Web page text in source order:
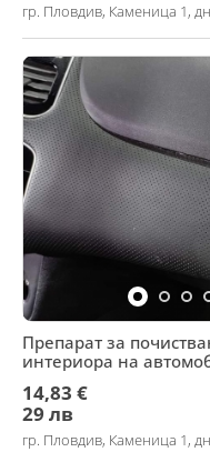
гр. Пловдив, Каменица 1,
Препарат за
интериора на
14,83 €
29 лв
гр. Пловдив, Каменица 1,